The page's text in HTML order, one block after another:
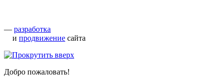
— разработка
и продвижение сайта
Добро пожаловать!